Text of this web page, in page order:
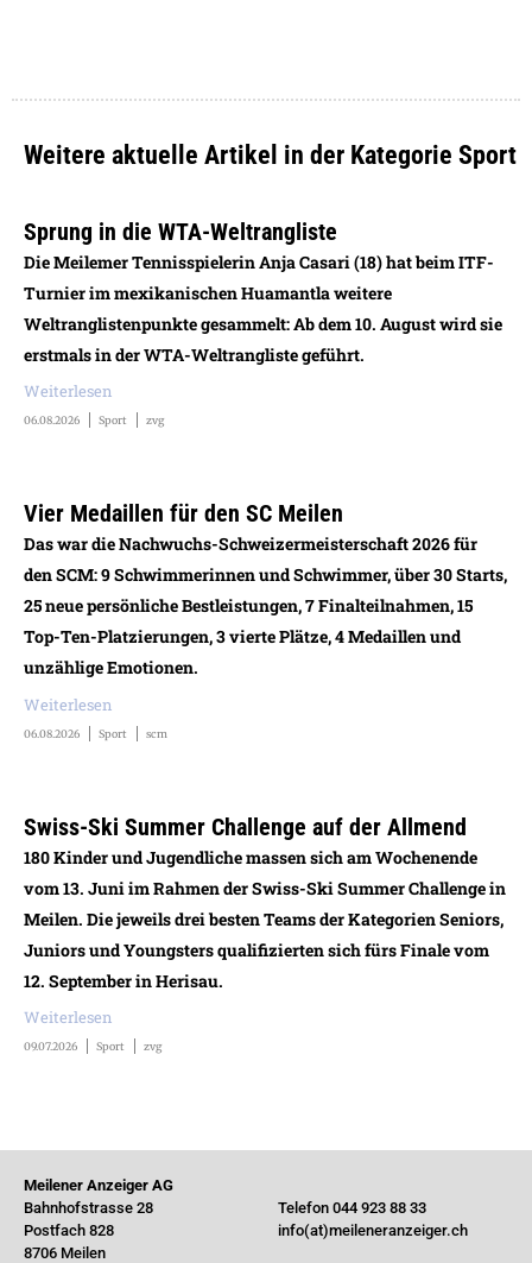
Weitere aktuelle Artikel in der Kategorie Sport
Sprung in die WTA-Weltrangliste
Die Meilemer Tennisspielerin Anja Casari (18) hat beim ITF-
Turnier im mexikanischen Huamantla weitere
Weltranglistenpunkte gesammelt: Ab dem 10. August wird sie
erstmals in der WTA-Weltrangliste geführt.
Weiterlesen
06.08.2026 Sport zvg
Vier Medaillen für den SC Meilen
Das war die Nachwuchs-Schweizermeisterschaft 2026 für
den SCM: 9 Schwimmerinnen und Schwimmer, über 30 Starts,
25 neue persönliche Bestleistungen, 7 Finalteilnahmen, 15
Top-Ten-Platzierungen, 3 vierte Plätze, 4 Medaillen und
unzählige Emotionen.
Weiterlesen
06.08.2026 Sport scm
Swiss-Ski Summer Challenge auf der Allmend
180 Kinder und Jugendliche massen sich am Wochenende
vom 13. Juni im Rahmen der Swiss-Ski Summer Challenge in
Meilen. Die jeweils drei besten Teams der Kategorien Seniors,
Juniors und Youngsters qualifizierten sich fürs Finale vom
12. September in Herisau.
Weiterlesen
09.07.2026 Sport zvg
Meilener Anzeiger AG
Bahnhofstrasse 28
Postfach 828
8706 Meilen
Telefon 044 923 88 33
info(at)meileneranzeiger.ch